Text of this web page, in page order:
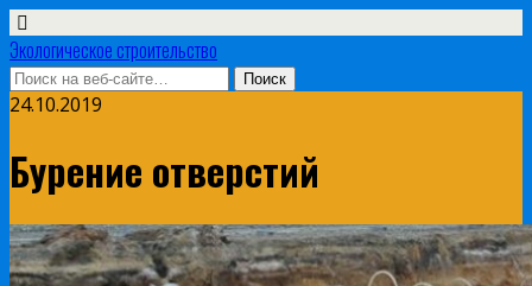
Экологическое строительство
24.10.2019
Бурение отверстий